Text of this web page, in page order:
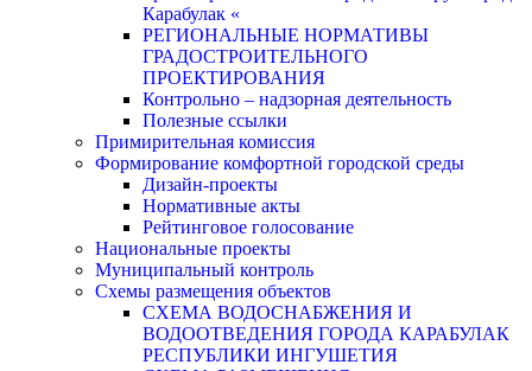
Карабулак «
РЕГИОНАЛЬНЫЕ НОРМАТИВЫ
ГРАДОСТРОИТЕЛЬНОГО
ПРОЕКТИРОВАНИЯ
Контрольно – надзорная деятельность
Полезные ссылки
Примирительная комиссия
Формирование комфортной городской среды
Дизайн-проекты
Нормативные акты
Рейтинговое голосование
Национальные проекты
Муниципальный контроль
Схемы размещения объектов
СХЕМА ВОДОСНАБЖЕНИЯ И
ВОДООТВЕДЕНИЯ ГОРОДА КАРАБУЛАК
РЕСПУБЛИКИ ИНГУШЕТИЯ